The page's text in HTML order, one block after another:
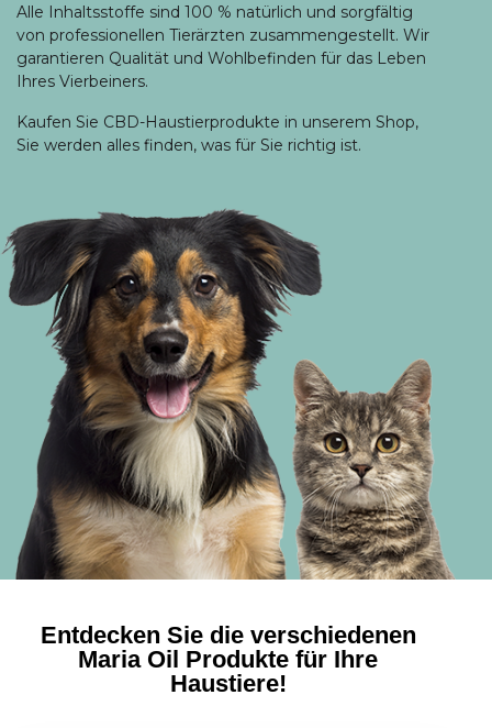
Alle Inhaltsstoffe sind 100 % natürlich und sorgfältig
von professionellen Tierärzten zusammengestellt. Wir
garantieren Qualität und Wohlbefinden für das Leben
Ihres Vierbeiners.
Kaufen Sie CBD-Haustierprodukte in unserem Shop,
Sie werden alles finden, was für Sie richtig ist.
Entdecken Sie die verschiedenen
Maria Oil Produkte für Ihre
Haustiere!